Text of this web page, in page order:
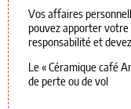
Vos affaires
pouvez apporter
responsabilité et
Le « Céramique café
de perte ou de vol